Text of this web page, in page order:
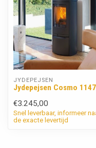
JYDEPEJSEN
Jydepejsen Cosmo 1147
€3.245,00
Snel leverbaar, informeer
de exacte levertijd